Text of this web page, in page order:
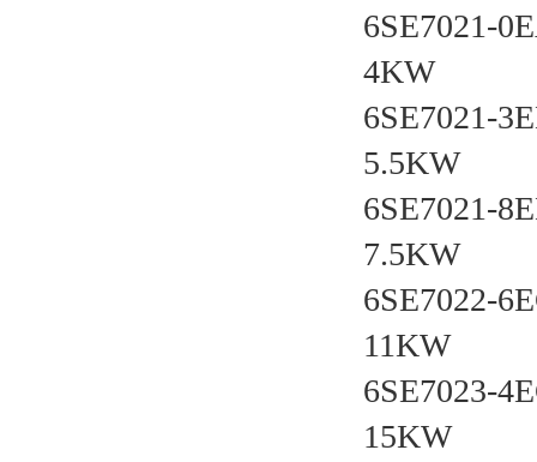
6SE7021-
4KW
6SE7021-
5.5KW
6SE7021-
7.5KW
6SE7022-
11KW
6SE7023-
15KW